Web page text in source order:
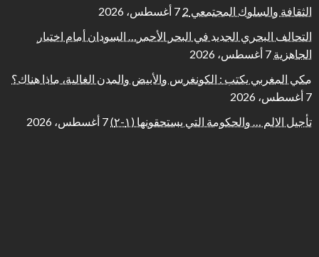
الثقافة والسلوك المجتمعي 2
7 أغسطس، 2026
التحالف البحري الجديد في البحر الأحمر… السودان أمام اختبار
الجاهزية 7 أغسطس، 2026
مكي المغربي يكتب : الكونغرس والأبيض والمدن الغالية، ماذا هناك؟
7 أغسطس، 2026
تأجيل الالم … والحكومة التي يستحقونها (١-٢)
7 أغسطس، 2026